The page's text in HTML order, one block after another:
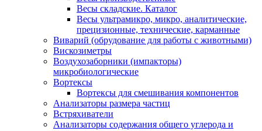
Весы складские. Каталог
Весы ультрамикро, микро, аналитические,
прецизионные, технические, карманные
Виварий (обрудование для работы с животными)
Вискозиметры
Воздухозаборники (импакторы)
микробиологические
Вортексы
Вортексы для смешивания компонентов
Анализаторы размера частиц
Встряхиватели
Анализаторы содержания общего углерода и